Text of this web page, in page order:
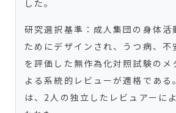
した。
研究選択基準：成人集団の身体活
ためにデザインされ、うつ病、不
を評価した無作為化対照試験のメ
よる系統的レビューが適格である
は、2人の独立したレビュアーに